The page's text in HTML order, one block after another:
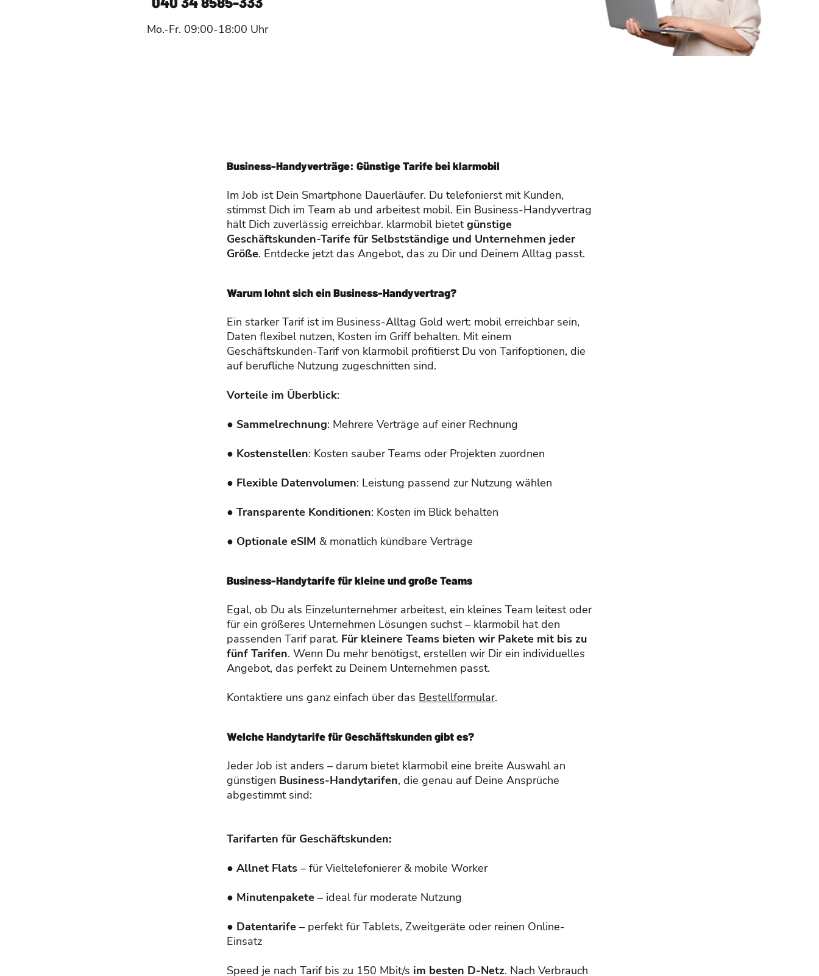
Mo.-Fr. 09:00-18:00 Uhr
Business-Handyverträge: Günstige Tarife bei klarmobil
Im Job ist Dein Smartphone Dauerläufer. Du telefonierst mit Kunden,
stimmst Dich im Team ab und arbeitest mobil. Ein Business-Handyvertrag
hält Dich zuverlässig erreichbar. klarmobil bietetgünstige
Geschäftskunden-Tarife für Selbstständige und Unternehmen jeder
Größe. Entdecke jetzt das Angebot, das zu Dir und Deinem Alltag passt.
Warum lohnt sich ein Business-Handyvertrag?
Ein starker Tarif ist im Business-Alltag Gold wert: mobil erreichbar sein,
Daten flexibel nutzen, Kosten im Griff behalten. Mit einem
Geschäftskunden-Tarif von klarmobil profitierst Du von Tarifoptionen, die
auf berufliche Nutzung zugeschnitten sind.
Vorteile im Überblick:
● Sammelrechnung: Mehrere Verträge auf einer Rechnung
● Kostenstellen: Kosten sauber Teams oder Projekten zuordnen
● Flexible Datenvolumen: Leistung passend zur Nutzung wählen
● Transparente Konditionen: Kosten im Blick behalten
● Optionale eSIM & monatlich kündbare Verträge
Business-Handytarife für kleine und große Teams
Egal, ob Du als Einzelunternehmer arbeitest, ein kleines Team leitest oder
für ein größeres Unternehmen Lösungen suchst – klarmobil hat den
passenden Tarif parat. Für kleinere Teams bieten wir Pakete mit bis zu
fünf Tarifen. Wenn Du mehr benötigst, erstellen wir Dir ein individuelles
Angebot, das perfekt zu Deinem Unternehmen passt.
Kontaktiere uns ganz einfach über das Bestellformular.
Welche Handytarife für Geschäftskunden gibt es?
Jeder Job ist anders – darum bietet klarmobil eine breite Auswahl an
günstigen Business-Handytarifen, die genau auf Deine Ansprüche
abgestimmt sind:
Tarifarten für Geschäftskunden:
● Allnet Flats – für Vieltelefonierer & mobile Worker
● Minutenpakete – ideal für moderate Nutzung
● Datentarife – perfekt für Tablets, Zweitgeräte oder reinen Online-
Einsatz
Speed je nach Tarif bis zu 150 Mbit/s im besten D-Netz. Nach Verbrauch